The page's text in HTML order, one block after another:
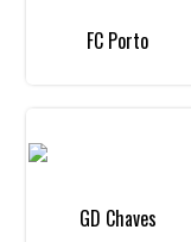
FC Porto
GD Chaves